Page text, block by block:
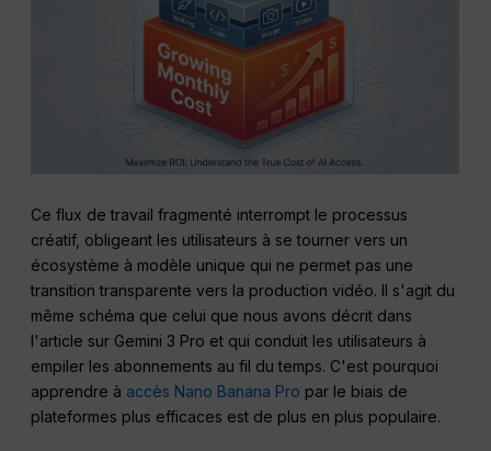
Ce flux de travail fragmenté interrompt le processus
créatif, obligeant les utilisateurs à se tourner vers un
écosystème à modèle unique qui ne permet pas une
transition transparente vers la production vidéo. Il s'agit du
même schéma que celui que nous avons décrit dans
l'article sur Gemini 3 Pro et qui conduit les utilisateurs à
empiler les abonnements au fil du temps. C'est pourquoi
apprendre à accès Nano Banana Pro par le biais de
plateformes plus efficaces est de plus en plus populaire.